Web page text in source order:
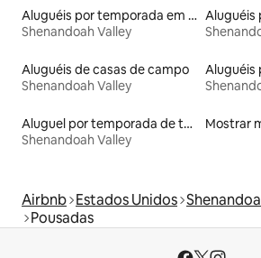
Aluguéis por temporada em acampamentos
Shenandoah Valley
Aluguéis de casas de campo
Shenandoah Valley
Aluguel por temporada de townhouses
Shenandoah Valley
Mostrar
Airbnb Estados Unidos
Pousadas